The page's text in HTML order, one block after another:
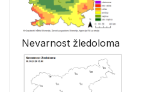
Nevarnost žledoloma